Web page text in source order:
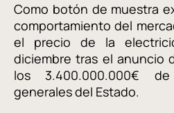
Como botón de muestra
comportamiento del
el precio de la
diciembre tras el anuncio
los 3.400.000.000€
generales del Estado.